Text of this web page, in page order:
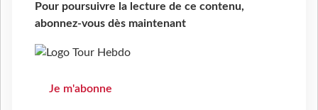
Pour poursuivre la lecture de ce contenu,
abonnez-vous dès maintenant
Je m'abonne